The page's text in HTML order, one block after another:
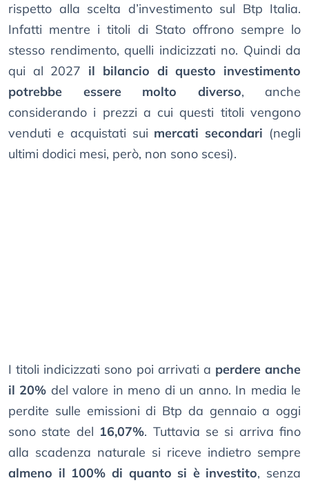
rispetto alla scelta d’investimento sul Btp Italia.
Infatti mentre i titoli di Stato offrono sempre lo
stesso rendimento, quelli indicizzati no. Quindi da
qui al 2027 il bilancio di questo investimento
potrebbe essere molto diverso, anche
considerando i prezzi a cui questi titoli vengono
venduti e acquistati sui mercati secondari (negli
ultimi dodici mesi, però, non sono scesi).
I titoli indicizzati sono poi arrivati a perdere anche
il 20% del valore in meno di un anno. In media le
perdite sulle emissioni di Btp da gennaio a oggi
sono state del 16,07%. Tuttavia se si arriva fino
alla scadenza naturale si riceve indietro sempre
almeno il 100% di quanto si è investito, senza